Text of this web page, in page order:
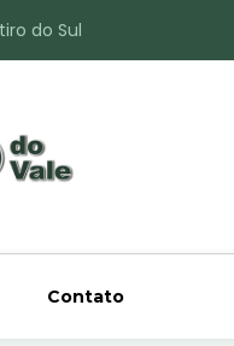
do Sul
Contato